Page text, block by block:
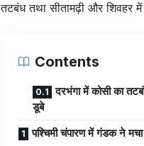
तटबंध तथा सीतामढ़ी और शिवहर में
Contents
दरभंगा में कोसी का
डूबे
पश्चिमी चंपारण में गंडक ने मचा